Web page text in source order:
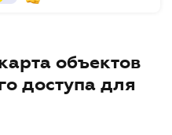
объектов
доступа для